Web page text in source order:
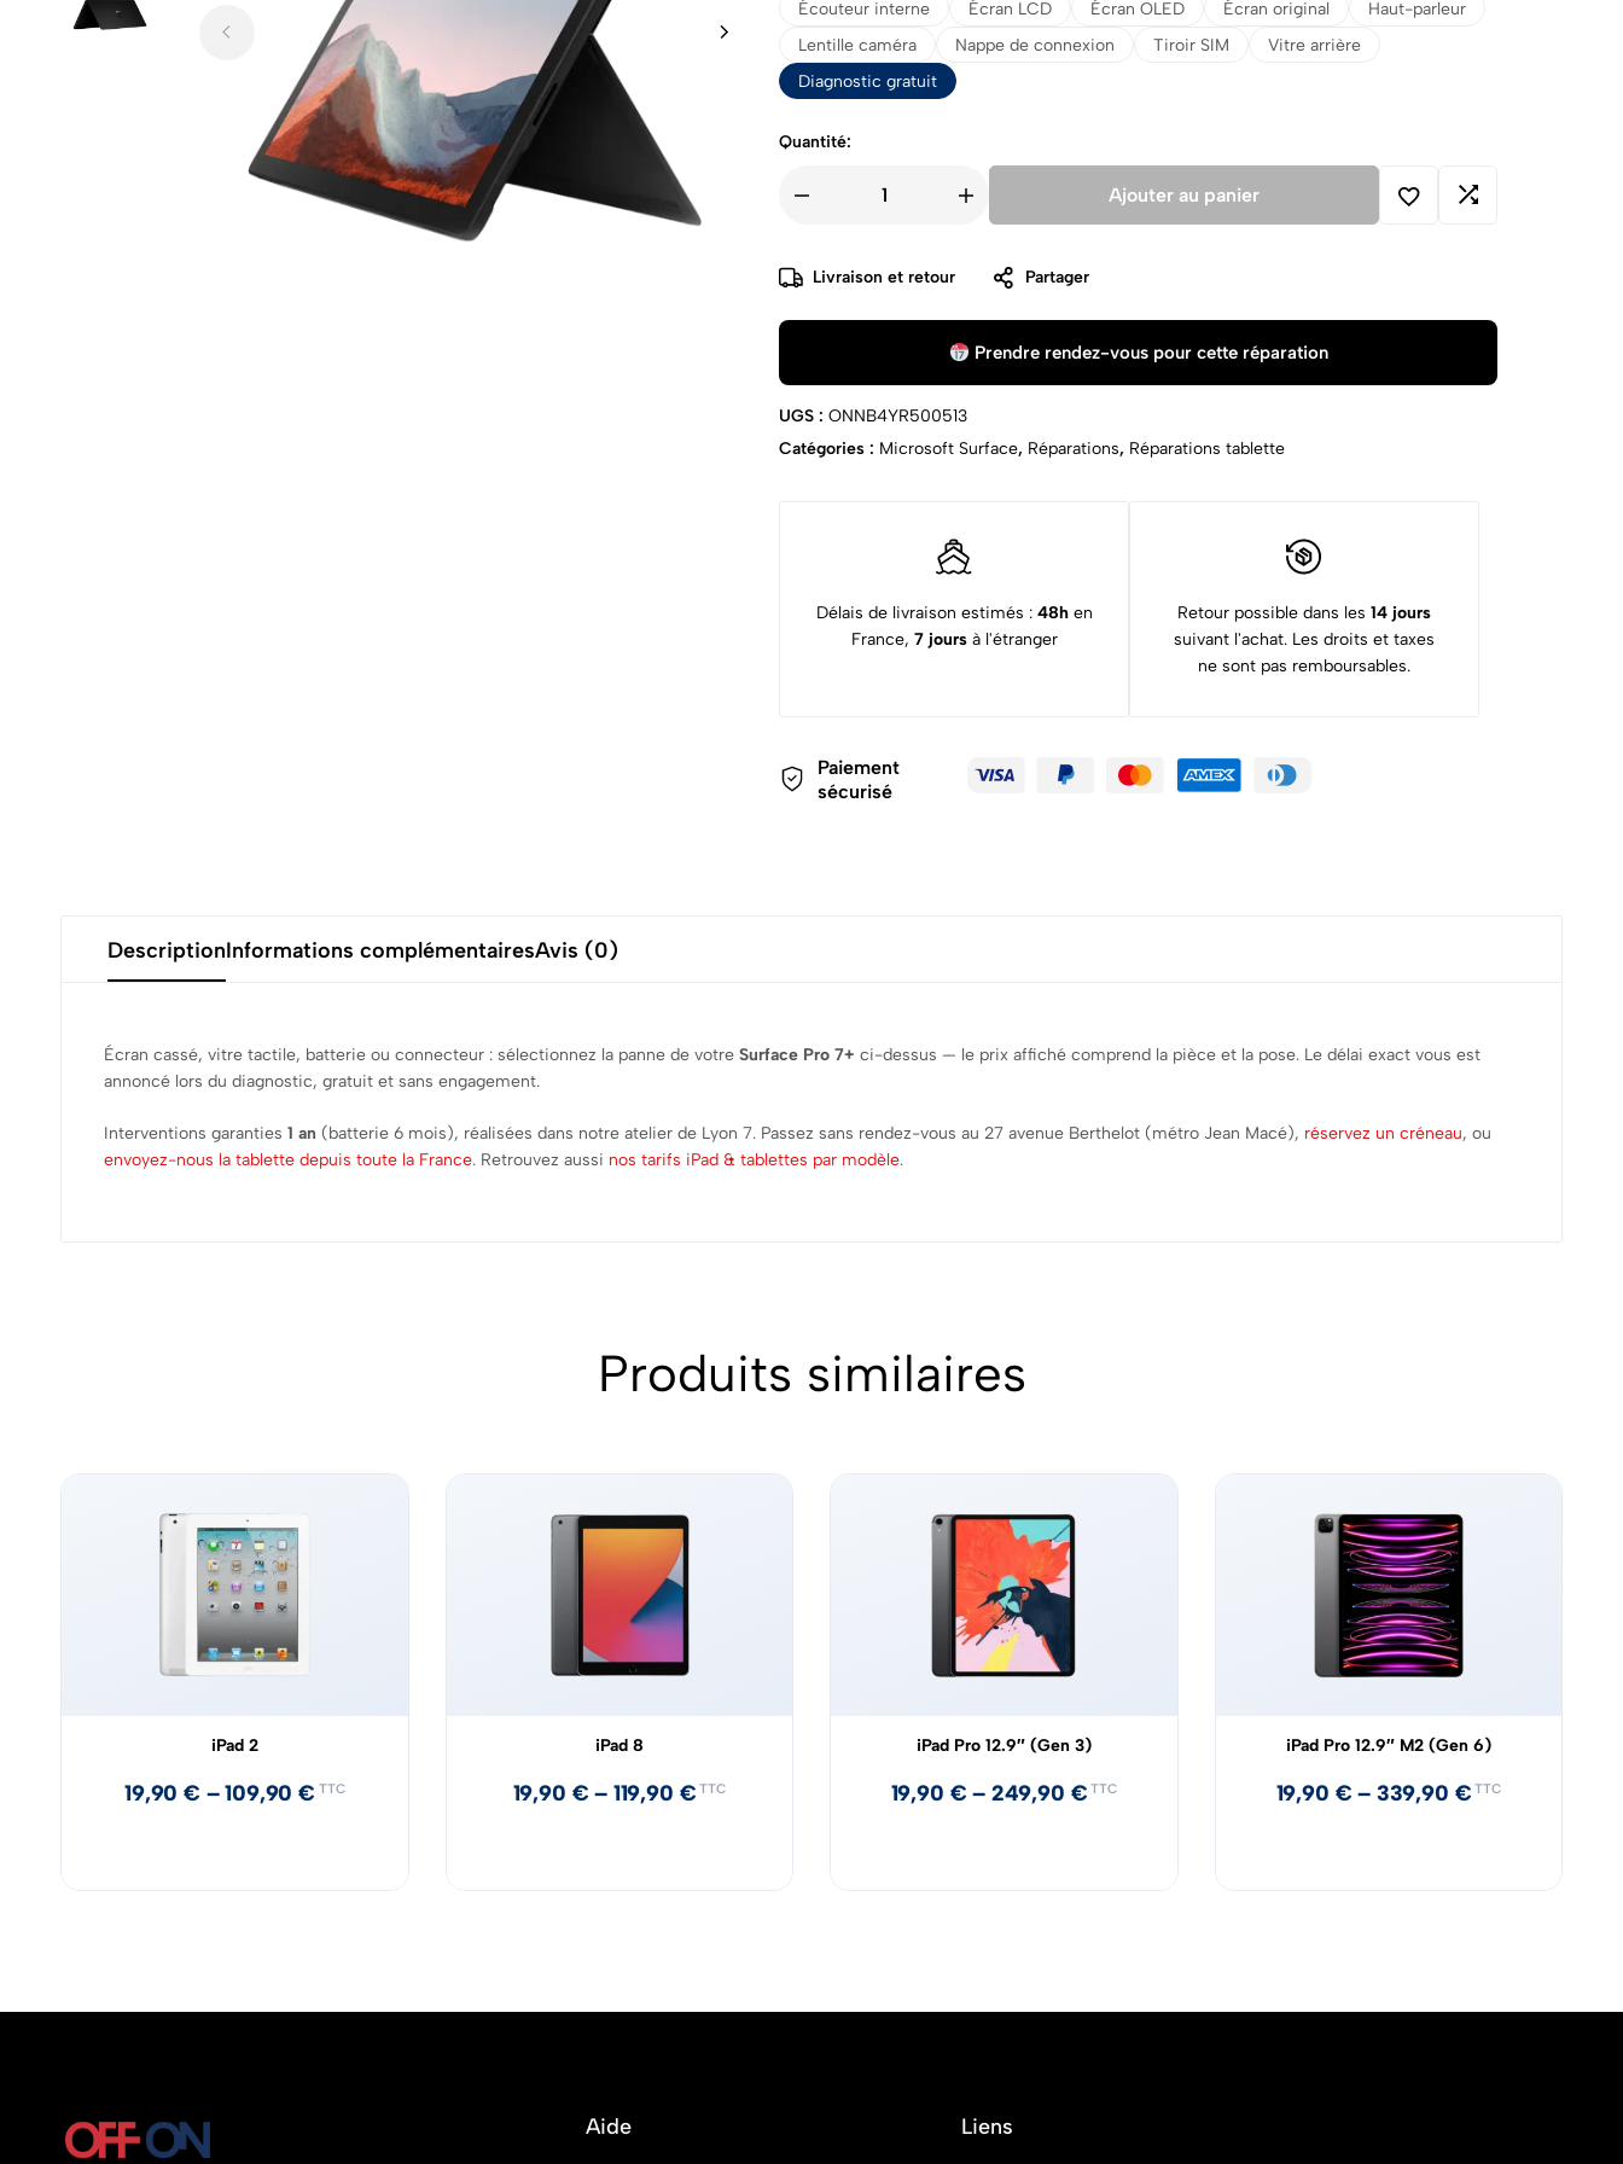
Écouteur interne
Écran LCD Écran OLED Écran original
Haut-parleur
Lentille caméra
Nappe de connexion Tiroir SIM
Vitre arrière
Diagnostic gratuit
Quantité:
Ajouter au panier
Livraison et retour Partager
Prendre rendez-vous pour cette réparation
UGS : ONNB4YR500513
Catégories : Microsoft Surface, Réparations, Réparations tablette
Délais de livraison estimés : 48h en
France, 7 joursà l'étranger
Retour possible dans les 14 jours
suivant l'achat. Les droits et taxes
ne sont pas remboursables.
Paiement
sécurisé
DescriptionInformations complémentairesAvis (0)
Écran cassé, vitre tactile, batterie ou connecteur : sélectionnez la panne de votre Surface Pro 7+ ci-dessus — le prix affiché comprend la pièce et la pose. Le délai exact vous est
annoncé lors du diagnostic, gratuit et sans engagement.
Interventions garanties 1 an (batterie 6 mois), réalisées dans notre atelier de Lyon 7. Passez sans rendez-vous au 27 avenue Berthelot (métro Jean Macé), réservez un créneau, ou
envoyez-nous la tablette depuis toute la France. Retrouvez aussi nos tarifs iPad & tablettes par modèle.
Produits similaires
iPad 2
19,90€ –109,90€ TTC
iPad 8
19,90 € – 119,90 € TTC
iPad Pro 12.9″ (Gen 3)
19,90 € – 249,90 € TTC
iPad Pro 12.9″ M2 (Gen 6)
19,90 € – 339,90 € TTC
Aide Liens